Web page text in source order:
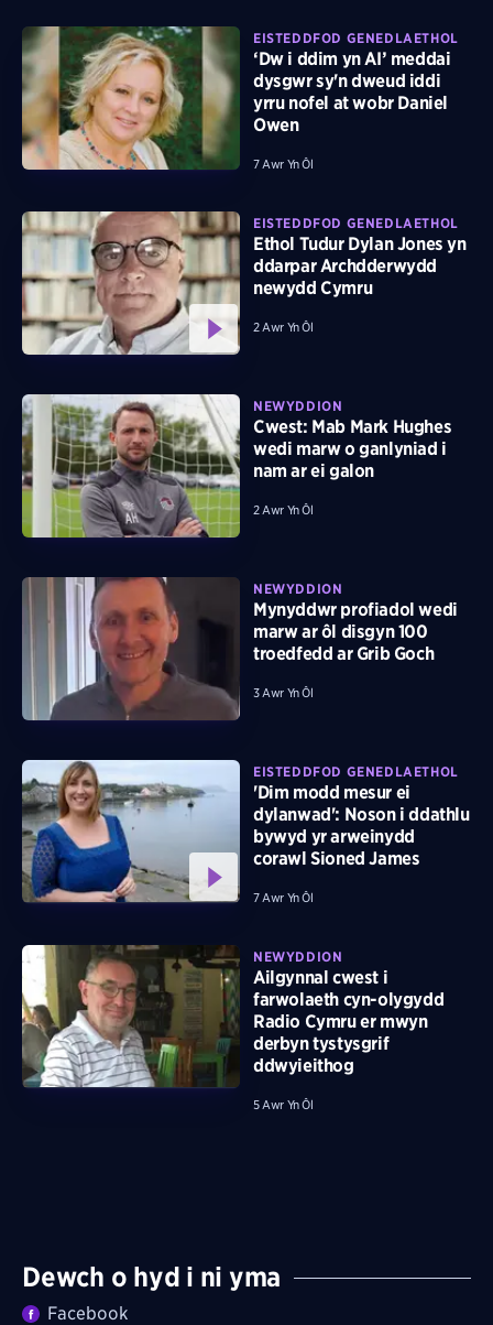
EISTEDDFOD GENEDLAETHOL
‘Dw i ddim yn AI’ meddai
dysgwr sy'n dweud iddi
yrru nofel at wobr Daniel
Owen
7 Awr Yn Ôl
EISTEDDFOD GENEDLAETHOL
Ethol Tudur Dylan Jones yn
ddarpar Archdderwydd
newydd Cymru
2 Awr Yn Ôl
NEWYDDION
Cwest: Mab Mark Hughes
wedi marw o ganlyniad i
nam ar ei galon
2 Awr Yn Ôl
NEWYDDION
Mynyddwr profiadol wedi
marw ar ôl disgyn 100
troedfedd ar Grib Goch
3 Awr Yn Ôl
EISTEDDFOD GENEDLAETHOL
'Dim modd mesur ei
dylanwad': Noson i ddathlu
bywyd yr arweinydd
corawl Sioned James
7 Awr Yn Ôl
NEWYDDION
Ailgynnal cwest i
farwolaeth cyn-olygydd
Radio Cymru er mwyn
derbyn tystysgrif
ddwyieithog
5 Awr Yn Ôl
Dewch o hyd i ni yma
Facebook